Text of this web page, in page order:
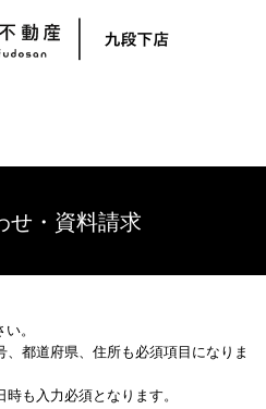
せ・資料請求
。
都道府県、住所も必須項目になりま
も入力必須となります。